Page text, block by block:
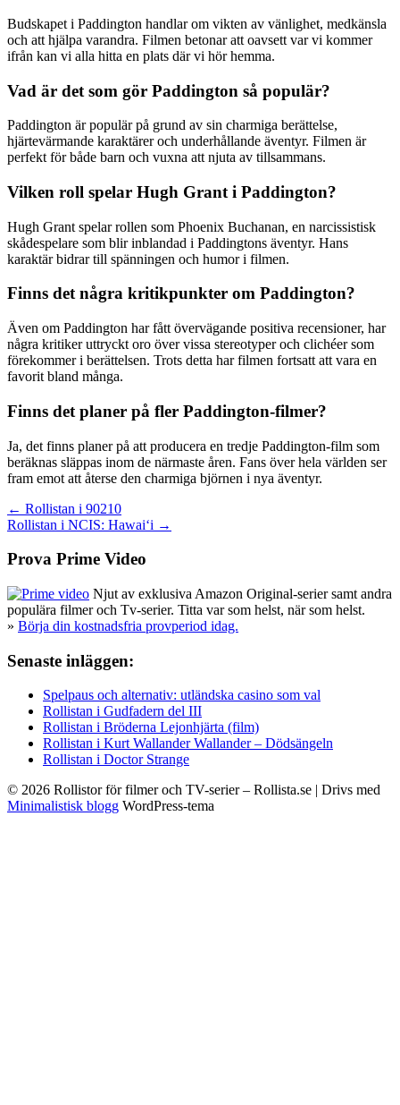
Budskapet i Paddington handlar om vikten av vänlighet, medkänsla
och att hjälpa varandra. Filmen betonar att oavsett var vi kommer
ifrån kan vi alla hitta en plats där vi hör hemma.
Vad är det som gör Paddington så populär?
Paddington är populär på grund av sin charmiga berättelse,
hjärtevärmande karaktärer och underhållande äventyr. Filmen är
perfekt för både barn och vuxna att njuta av tillsammans.
Vilken roll spelar Hugh Grant i Paddington?
Hugh Grant spelar rollen som Phoenix Buchanan, en narcissistisk
skådespelare som blir inblandad i Paddingtons äventyr. Hans
karaktär bidrar till spänningen och humor i filmen.
Finns det några kritikpunkter om Paddington?
Även om Paddington har fått övervägande positiva recensioner, har
några kritiker uttryckt oro över vissa stereotyper och clichéer som
förekommer i berättelsen. Trots detta har filmen fortsatt att vara en
favorit bland många.
Finns det planer på fler Paddington-filmer?
Ja, det finns planer på att producera en tredje Paddington-film som
beräknas släppas inom de närmaste åren. Fans över hela världen ser
fram emot att återse den charmiga björnen i nya äventyr.
Inläggsnavigering
← Rollistan i 90210
Rollistan i NCIS: Hawaiʻi →
Prova Prime Video
Njut av exklusiva Amazon Original-serier samt andra
populära filmer och Tv-serier. Titta var som helst, när som helst.
» Börja din kostnadsfria provperiod idag.
Senaste inläggen:
Spelpaus och alternativ: utländska casino som val
Rollistan i Gudfadern del III
Rollistan i Bröderna Lejonhjärta (film)
Rollistan i Kurt Wallander Wallander – Dödsängeln
Rollistan i Doctor Strange
© 2026 Rollistor för filmer och TV-serier – Rollista.se | Drivs med
Minimalistisk blogg WordPress-tema